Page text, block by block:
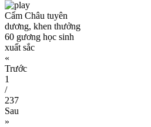
Cẩm Châu tuyên
dương, khen thưởng
60 gương học sinh
xuất sắc
«
Trước
1
/
237
Sau
»